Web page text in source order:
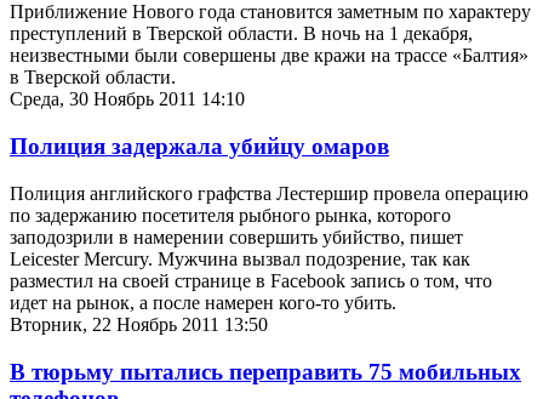
Приближение Нового года становится заметным по характеру
преступлений в Тверской области. В ночь на 1 декабря,
неизвестными были совершены две кражи на трассе «Балтия»
в Тверской области.
Среда, 30 Ноябрь 2011 14:10
Полиция задержала убийцу омаров
Полиция английского графства Лестершир провела операцию
по задержанию посетителя рыбного рынка, которого
заподозрили в намерении совершить убийство, пишет
Leicester Mercury. Мужчина вызвал подозрение, так как
разместил на своей странице в Facebook запись о том, что
идет на рынок, а после намерен кого-то убить.
Вторник, 22 Ноябрь 2011 13:50
В тюрьму пытались переправить 75 мобильных